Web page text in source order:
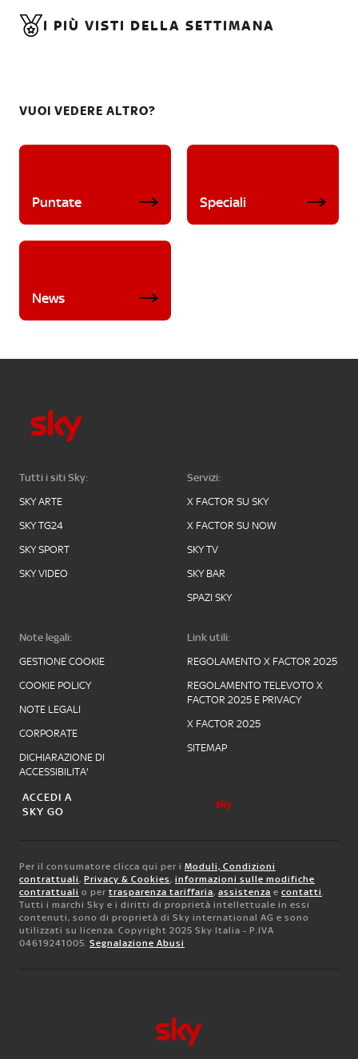
I PIÙ VISTI DELLA SETTIMANA
VUOI VEDERE ALTRO?
Puntate Speciali
News
Tutti i siti Sky:
SKY ARTE
SKY TG24
SKY SPORT
SKY VIDEO
Servizi:
X FACTOR SU SKY
X FACTOR SU NOW
SKY TV
SKY BAR
SPAZI SKY
Note legali:
GESTIONE COOKIE
COOKIE POLICY
NOTE LEGALI
CORPORATE
DICHIARAZIONE DI
ACCESSIBILITA'
Link utili:
REGOLAMENTO X FACTOR 2025
REGOLAMENTO TELEVOTO X
FACTOR 2025 E PRIVACY
X FACTOR 2025
SITEMAP
ACCEDI A
SKY GO
Per il consumatore clicca qui per i Moduli, Condizioni
contrattuali, Privacy & Cookies, informazioni sulle modifiche
contrattuali o per trasparenza tariffaria, assistenza e contatti.
Tutti i marchi Sky e i diritti di proprietà intellettuale in essi
contenuti, sono di proprietà di Sky international AG e sono
utilizzati su licenza. Copyright 2025 Sky Italia - P.IVA
04619241005. Segnalazione Abusi